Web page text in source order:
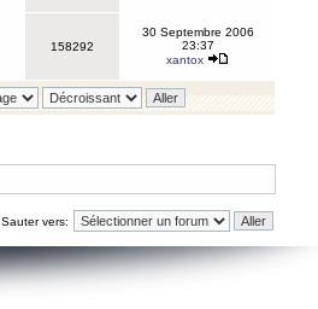
158292
30 Septembre 2006
23:37
xantox
Sauter vers: